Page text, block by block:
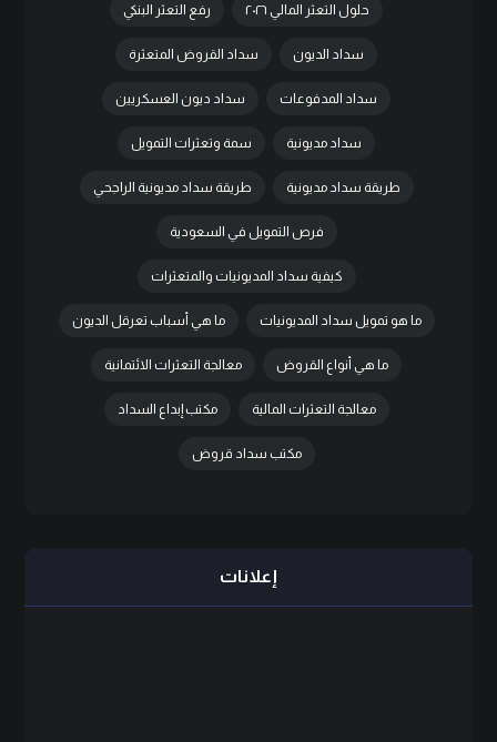
حلول التعثر المالي ٢٠٢٦ رفع التعثر البنكي
سداد الديون سداد القروض المتعثرة
سداد المدفوعات سداد ديون العسكريين
سداد مديونية سمة وتعثرات التمويل
طريقة سداد مديونية طريقة سداد مديونية الراجحي
فرص التمويل في السعودية
كيفية سداد المديونيات والمتعثرات
ما هو تمويل سداد المديونيات ما هي أسباب تعرقل الديون
ما هي أنواع القروض معالجة التعثرات الائتمانية
معالجة التعثرات المالية مكتب إبداع السداد
مكتب سداد قروض
إعلانات